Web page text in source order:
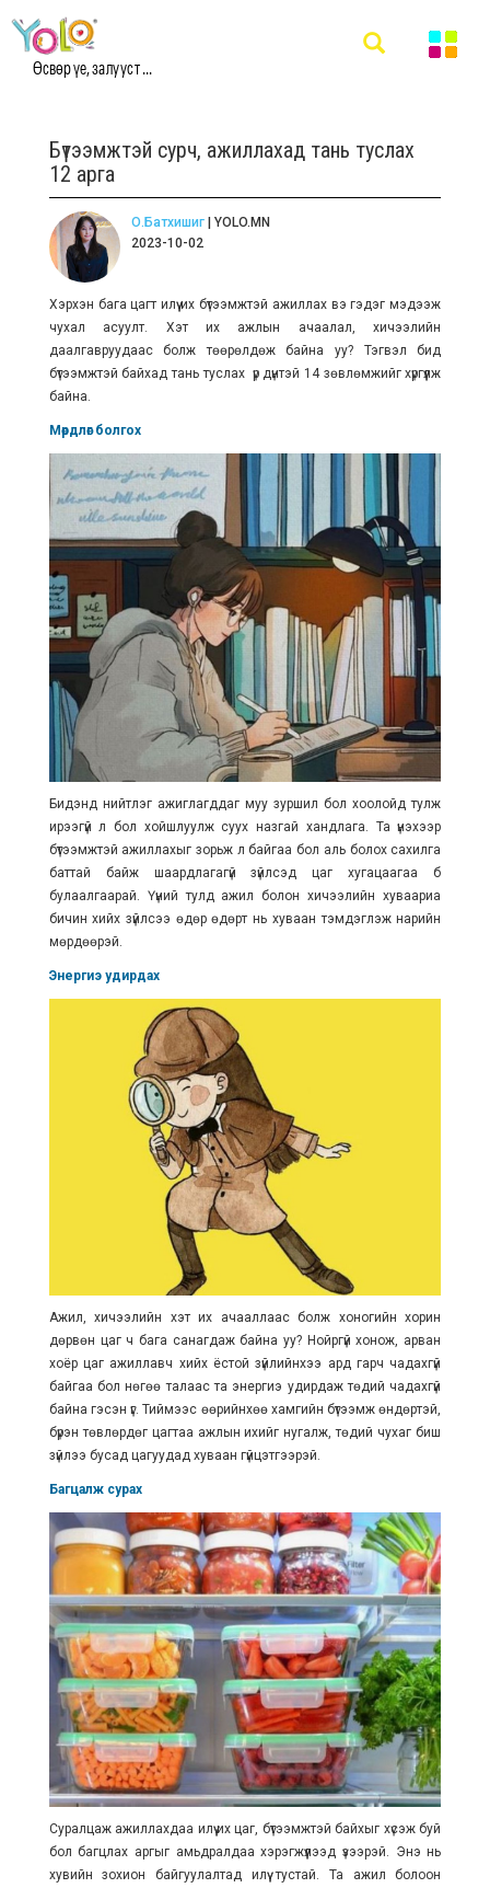
Өсвөр үе, залууст ...
Бүтээмжтэй сурч, ажиллахад тань туслах
12 арга
О.Батхишиг| YOLO.MN
2023-10-02
Хэрхэн бага цагт илүү их бүтээмжтэй ажиллах вэ гэдэг мэдээж
чухал асуулт. Хэт их ажлын ачаалал, хичээлийн
даалгавруудаас болж төөрөлдөж байна уу? Тэгвэл бид
бүтээмжтэй байхад тань туслах үр дүнтэй 14 зөвлөмжийг хүргүүлж
байна.
Мөрдлөг болгох
Бидэнд нийтлэг ажиглагддаг муу зуршил бол хоолойд тулж
ирээгүй л бол хойшлуулж суух назгай хандлага. Та үнэхээр
бүтээмжтэй ажиллахыг зорьж л байгаа бол аль болох сахилга
баттай байж шаардлагагүй зүйлсэд цаг хугацаагаа бүү
булаалгаарай. Үүний тулд ажил болон хичээлийн хуваариа
бичин хийх зүйлсээ өдөр өдөрт нь хуваан тэмдэглэж нарийн
мөрдөөрэй.
Энергиэ удирдах
Ажил, хичээлийн хэт их ачааллаас болж хоногийн хорин
дөрвөн цаг ч бага санагдаж байна уу? Нойргүй хонож, арван
хоёр цаг ажиллавч хийх ёстой зүйлийнхээ ард гарч чадахгүй
байгаа бол нөгөө талаас та энергиэ удирдаж төдий чадахгүй
байна гэсэн үг. Тиймээс өөрийнхөө хамгийн бүтээмж өндөртэй,
бүрэн төвлөрдөг цагтаа ажлын ихийг нугалж, төдий чухаг биш
зүйлээ бусад цагуудад хуваан гүйцэтгээрэй.
Багцалж сурах
Суралцаж ажиллахдаа илүү их цаг, бүтээмжтэй байхыг хүсэж буй
бол багцлах аргыг амьдралдаа хэрэгжүүлээд үзээрэй. Энэ нь
хувийн зохион байгуулалтад илүү тустай. Та ажил болоон